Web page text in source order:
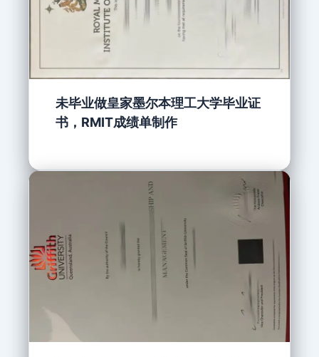
未毕业做皇家墨尔本理工大学毕业证
书，RMIT成绩单制作